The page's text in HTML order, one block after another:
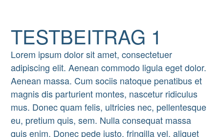
TESTBEITRAG 1
Lorem ipsum dolor sit amet, consectetuer
adipiscing elit. Aenean commodo ligula eget dolor.
Aenean massa. Cum sociis natoque penatibus et
magnis dis parturient montes, nascetur ridiculus
mus. Donec quam felis, ultricies nec, pellentesque
eu, pretium quis, sem. Nulla consequat massa
quis enim. Donec pede justo, fringilla vel, aliquet